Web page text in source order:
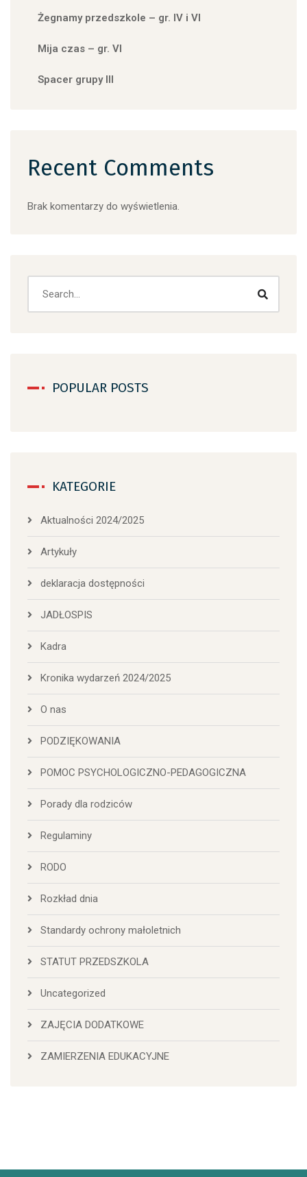
Żegnamy przedszkole – gr. IV i VI
Mija czas – gr. VI
Spacer grupy III
Recent Comments
Brak komentarzy do wyświetlenia.
POPULAR POSTS
KATEGORIE
Aktualności 2024/2025
Artykuły
deklaracja dostępności
JADŁOSPIS
Kadra
Kronika wydarzeń 2024/2025
O nas
PODZIĘKOWANIA
POMOC PSYCHOLOGICZNO-PEDAGOGICZNA
Porady dla rodziców
Regulaminy
RODO
Rozkład dnia
Standardy ochrony małoletnich
STATUT PRZEDSZKOLA
Uncategorized
ZAJĘCIA DODATKOWE
ZAMIERZENIA EDUKACYJNE